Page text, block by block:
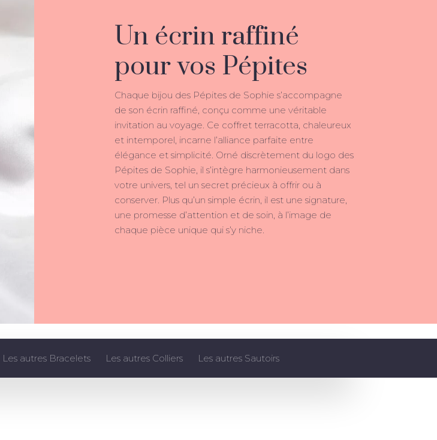
Un écrin raffiné
pour vos Pépites
Chaque bijou des Pépites de Sophie s’accompagne
de son écrin raffiné, conçu comme une véritable
invitation au voyage. Ce coffret terracotta, chaleureux
et intemporel, incarne l’alliance parfaite entre
élégance et simplicité. Orné discrètement du logo des
Pépites de Sophie, il s’intègre harmonieusement dans
votre univers, tel un secret précieux à offrir ou à
conserver. Plus qu’un simple écrin, il est une signature,
une promesse d’attention et de soin, à l’image de
chaque pièce unique qui s’y niche.
Les autres Bracelets Les autres Colliers Les autres Sautoirs